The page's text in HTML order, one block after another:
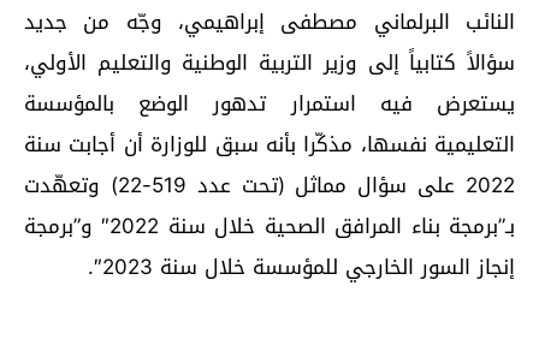
النائب البرلماني مصطفى إبراهيمي، وجّه من جديد
سؤالاً كتابياً إلى وزير التربية الوطنية والتعليم الأولي،
يستعرض فيه استمرار تدهور الوضع بالمؤسسة
التعليمية نفسها، مذكّرا بأنه سبق للوزارة أن أجابت سنة
2022 على سؤال مماثل (تحت عدد 519-22) وتعهّدت
بـ”برمجة بناء المرافق الصحية خلال سنة 2022″ و”برمجة
إنجاز السور الخارجي للمؤسسة خلال سنة 2023″.